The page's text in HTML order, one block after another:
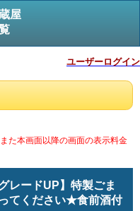
屋
ユーザーログイン
た本画面以降の画面の表示料金
レードUP】特製ごま
てください★食前酒付